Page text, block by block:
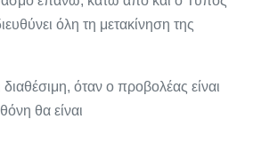
όλη τη μετακίνηση της
όταν ο προβολέας είναι
θα είναι